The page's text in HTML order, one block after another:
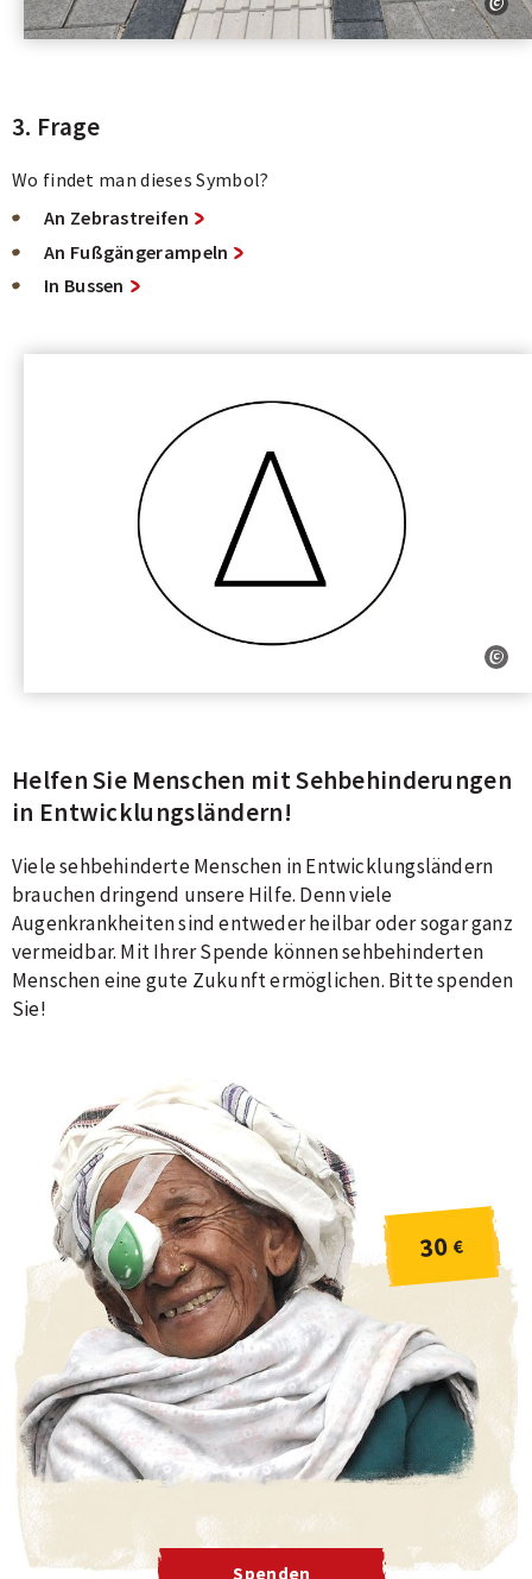
3. Frage
Wo findet man dieses Symbol?
An Zebrastreifen
An Fußgängerampeln
In Bussen
Helfen Sie Menschen mit Sehbehinderungen
in Entwicklungsländern!
Viele sehbehinderte Menschen in Entwicklungsländern
brauchen dringend unsere Hilfe. Denn viele
Augenkrankheiten sind entweder heilbar oder sogar ganz
vermeidbar. Mit Ihrer Spende können sehbehinderten
Menschen eine gute Zukunft ermöglichen. Bitte spenden
Sie!
30€
Spenden